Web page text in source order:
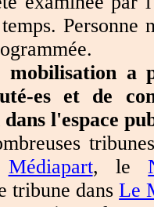
Personne
mobilisation a
es et de
dans l'espace
Médiapart, le
tribune dansLe